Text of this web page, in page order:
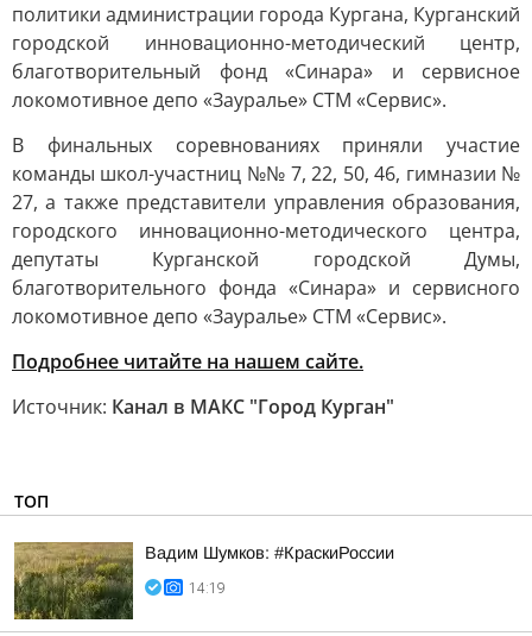
политики администрации города Кургана, Курганский
городской инновационно-методический центр,
благотворительный фонд «Синара» и сервисное
локомотивное депо «Зауралье» СТМ «Сервис».
В финальных соревнованиях приняли участие
команды школ-участниц №№ 7, 22, 50, 46, гимназии №
27, а также представители управления образования,
городского инновационно-методического центра,
депутаты Курганской городской Думы,
благотворительного фонда «Синара» и сервисного
локомотивное депо «Зауралье» СТМ «Сервис».
Подробнее читайте на нашем сайте.
Источник: Канал в МАКС "Город Курган"
ТОП
Вадим Шумков: #КраскиРоссии
14:19